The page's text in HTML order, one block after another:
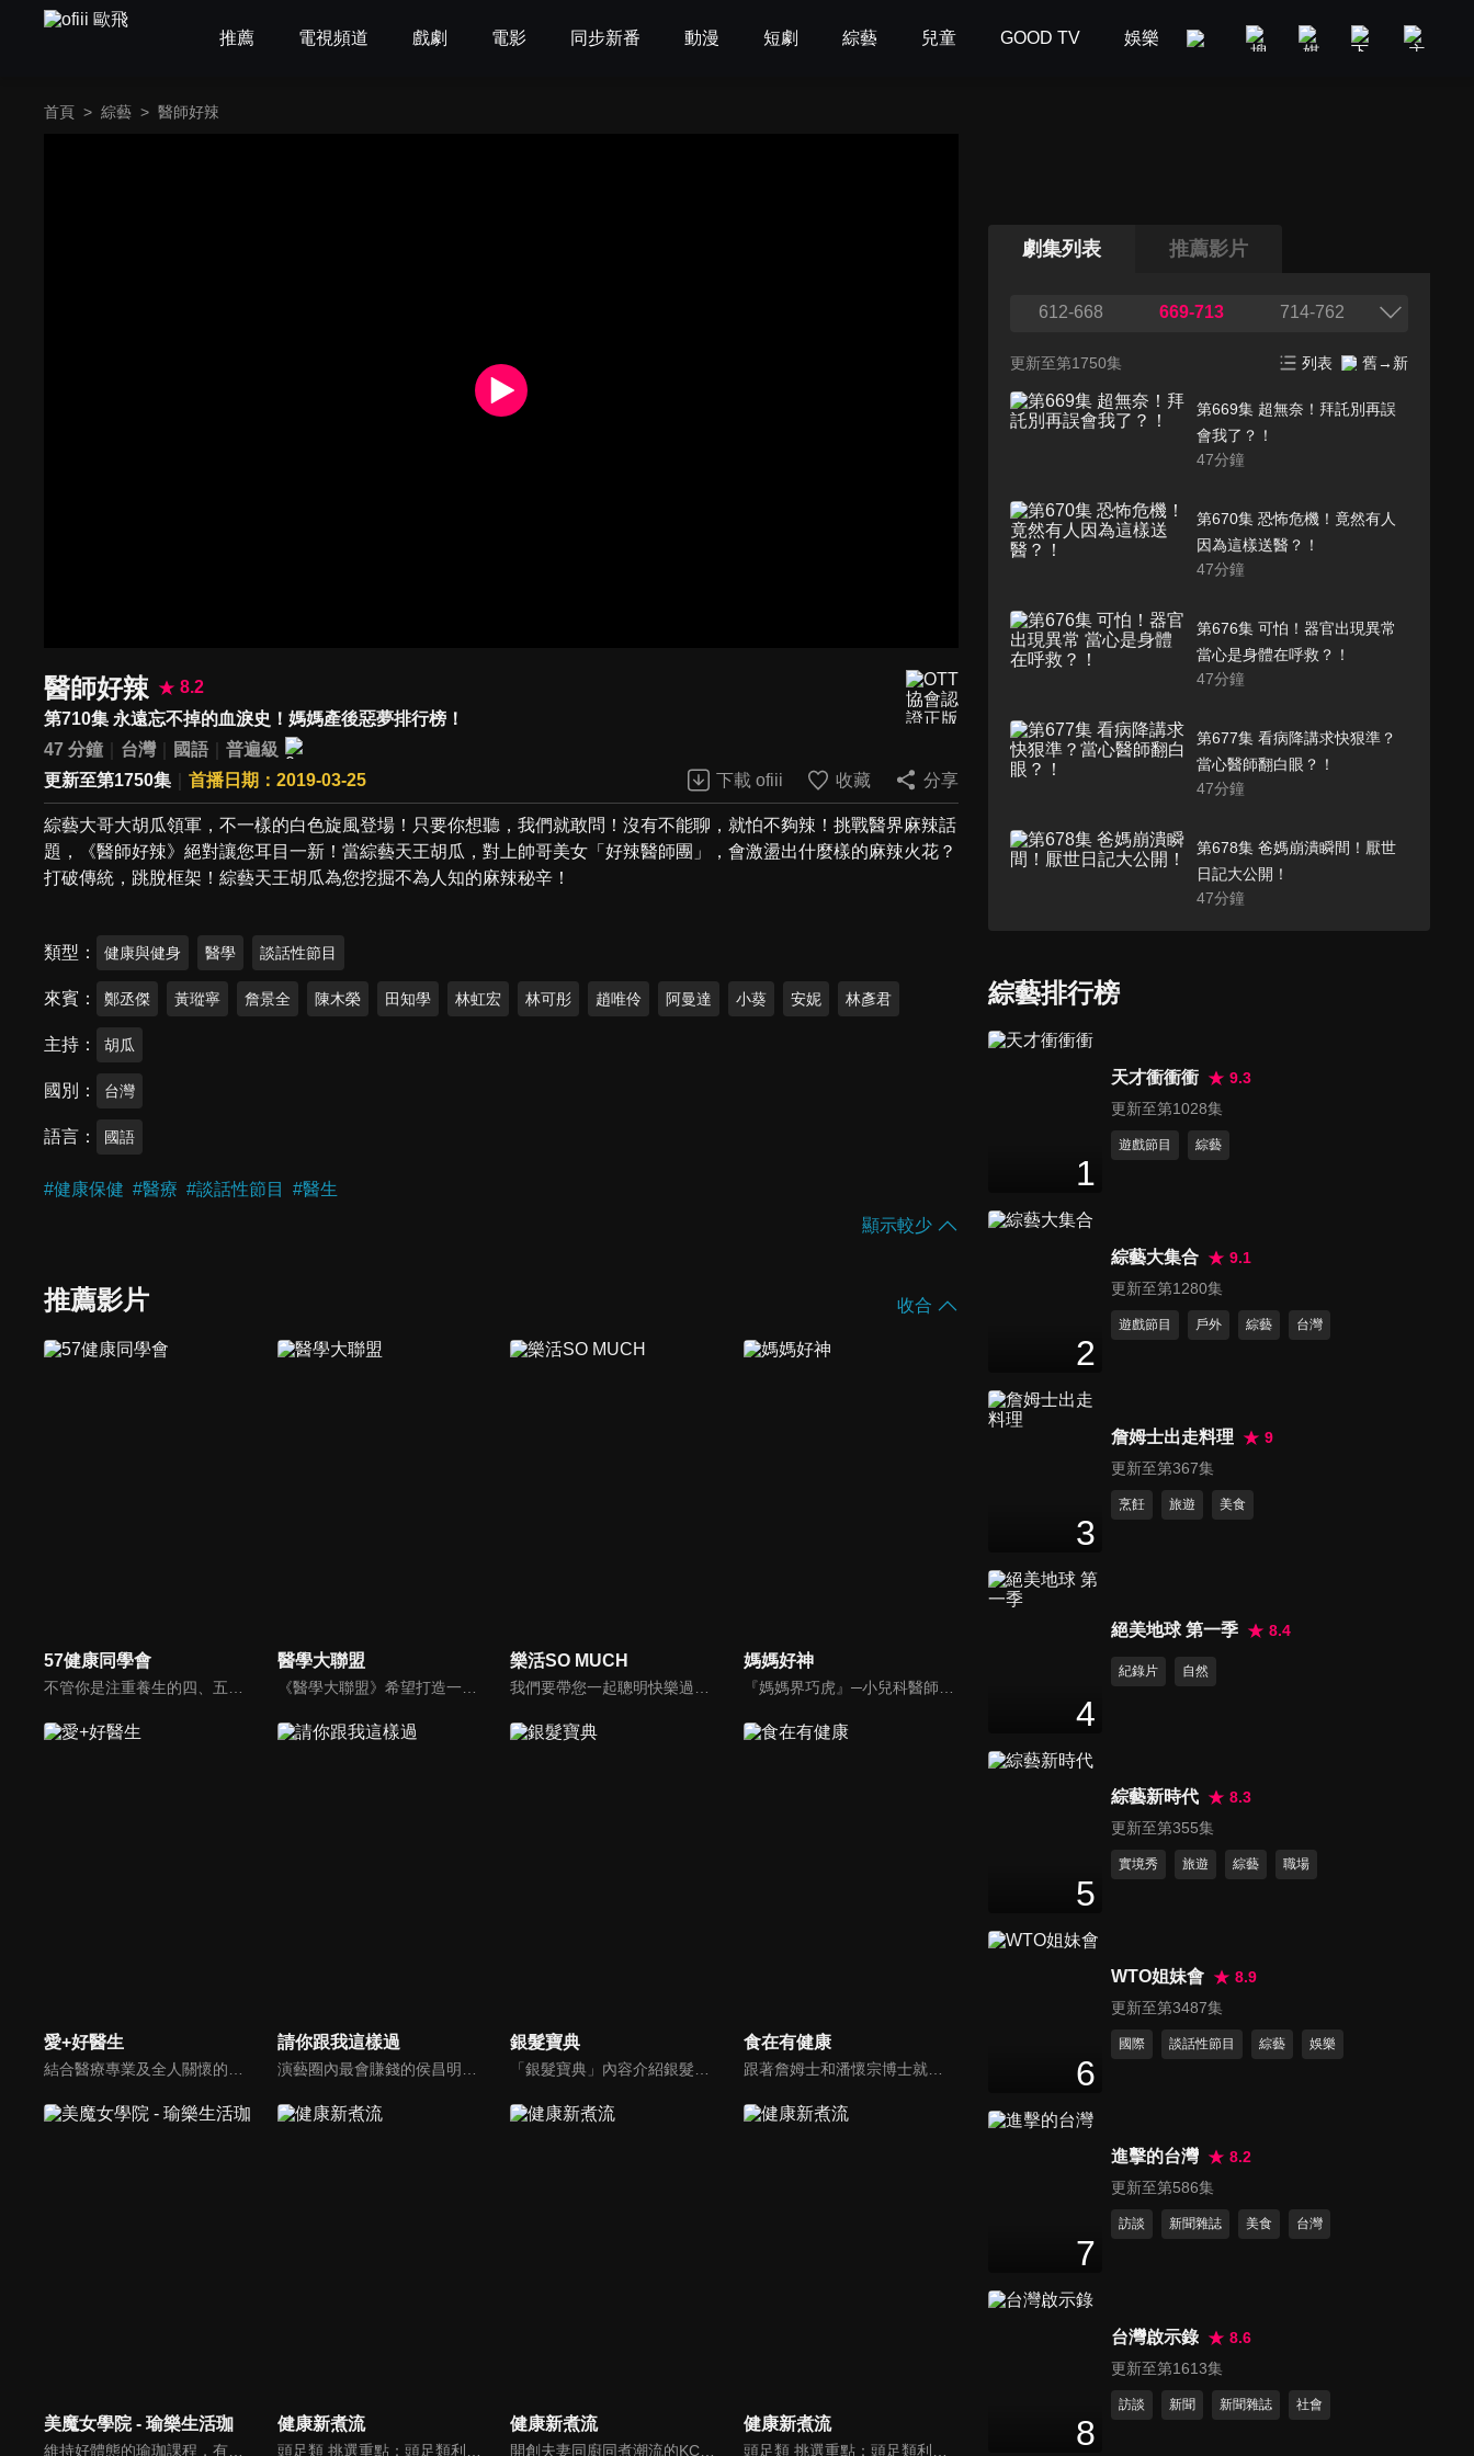
推薦 電視頻道 戲劇 電影 同步新番 動漫 短劇 綜藝 兒童 GOOD TV 娛樂 美食旅遊 新聞政論
首頁 > 綜藝 > 醫師好辣
醫師好辣
8.2
第710集 永遠忘不掉的血淚史！媽媽產後惡夢排行榜！
47 分鐘
台灣 國語
普遍級
更新至第1750集
首播日期：2019-03-25 下載 ofiii 收藏 分享
綜藝大哥大胡瓜領軍，不一樣的白色旋風登場！只要你想聽，我們就敢問！沒有不能聊，就怕不夠辣！挑戰醫界麻辣話
題，《醫師好辣》絕對讓您耳目一新！當綜藝天王胡瓜，對上帥哥美女「好辣醫師團」，會激盪出什麼樣的麻辣火花？
打破傳統，跳脫框架！綜藝天王胡瓜為您挖掘不為人知的麻辣秘辛！
類型 健康與健身 醫學 談話性節目
來賓 鄭丞傑 黃瑽寧 詹景全 陳木榮 田知學 林虹宏 林可彤 趙唯伶 阿曼達 小葵 安妮 林彥君
主持 胡瓜
國別 台灣
語言 國語
#健康保健 #醫療 #談話性節目 #醫生
顯示較少
推薦影片 收合
57健康同學會 醫學大聯盟 樂活SO MUCH 媽媽好神
愛+好醫生 請你跟我這樣過 銀髮寶典 食在有健康
跟著詹姆士和潘懷宗博士就能輕鬆學料理！只是品嚐美食之餘，身體健康也要懂得把關，每集都會傳授生活健康資訊，破除一般飲食迷思，讓大家吃得美味、活得健康！
美魔女學院 - 瑜樂生活珈
維持好體態的瑜珈課程，有著豐富的瑜珈姿勢，伸展筋骨舒緩全身疲勞，緊緻肌肉線條，不只能雕塑美美的身材也能夠讓身心靈都暢快健康，跟上我們的腳步一起踏上瑜樂生活珈，輕鬆好上手，快樂享瘦！
健康新煮流
頭足類 挑選重點：頭足類利用清洗時去除內臟可以降低膽固醇的攝取。挑選雙眼清澈明亮，眼球稍微凸出，肉質結實有彈性為佳。身體具透明感，觸腕或是吸盤一碰到活體就會吸附住便是新鮮的。
健康新煮流
開創夫妻同廚同煮潮流的KC夫婦，繼《健康醫食代》後，走出攝影棚，帶大家全台走透透，發掘上帝賞賜的美味食材，內容融合新加坡南洋風和客家純樸味，加上台灣獨特的閩南風情，互相激盪交織出的火花，打造出獨一無二的美食節目。
健康新煮流
頭足類 挑選重點：頭足類利用清洗時去除內臟可以降低膽固醇的攝取。挑選雙眼清澈明亮，眼球稍微凸出，肉質結實有彈性為佳。身體具透明感，觸腕或是吸盤一碰到活體就會吸附住便是新鮮的。
劇集列表 推薦影片
612-668 669-713 714-762
更新至第1750集 列表 舊→新
第669集 超無奈！拜託別再誤
會我了？！
47分鐘
第670集 恐怖危機！竟然有人
因為這樣送醫？！
47分鐘
第676集 可怕！器官出現異常
當心是身體在呼救？！
47分鐘
第677集 看病降講求快狠準？
當心醫師翻白眼？！
47分鐘
第678集 爸媽崩潰瞬間！厭世
日記大公開！
47分鐘
第680集 照妖鏡！！醫院才是
47分鐘
第682集 禍從口出！嘴巴才是
47 分鐘
47分鐘
第684集 噓！診間八卦滿天飛
新傷全報到？！
47
第691集 驚！「小問題」危險
性超乎你想像？！
始衰老！！這些器官要顧
第693集 超乎你的想像？！白
第694集 意想不到！！毀滅健
康的兇手，竟是你自己？
47
第696集 你踩雷了嗎？！99%
人不知道的健康陷阱！！
綜藝排行榜
1
天才衝衝衝
9.3
更新至第1028集
遊戲節目 綜藝
2
綜藝大集合
9.1
更新至第1280集
遊戲節目 戶外 綜藝 台灣
3
詹姆士出走料理
9
更新至第367集
烹飪 旅遊 美食
4
絕美地球 第一季 8.4
紀錄片 自然
5
綜藝新時代
8.3
更新至第355集
實境秀 旅遊 綜藝 職場
6
WTO姐妹會
8.9
更新至第3487集
國際 談話性節目 綜藝 娛樂
7
進擊的台灣
8.2
更新至第586集
訪談 新聞雜誌 美食 台灣
8
台灣啟示錄
8.6
更新至第1613集
訪談 新聞 新聞雜誌 社會